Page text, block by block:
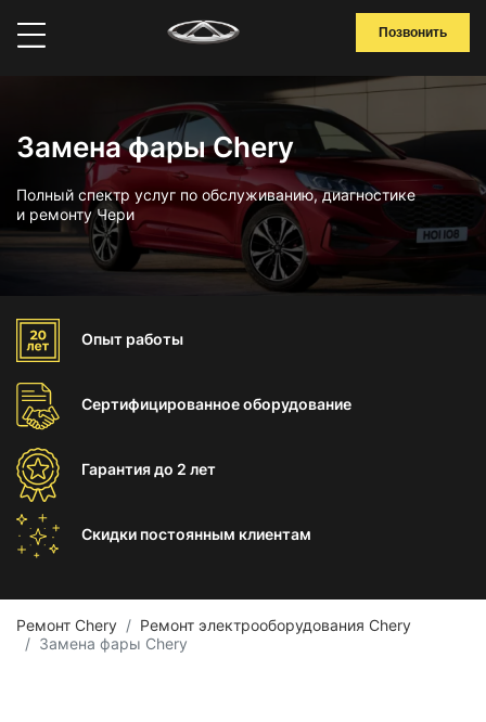
Позвонить
Замена фары Chery
Полный спектр услуг по обслуживанию, диагностике
и ремонту Чери
Опыт работы
Сертифицированноеоборудование
Гарантиядо 2 лет
Скидки постоянным клиентам
Ремонт Chery
Ремонт электрооборудования Chery
Замена фары Chery